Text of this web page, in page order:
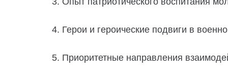
4. Герои и героические подвиги в
5. Приоритетные направления